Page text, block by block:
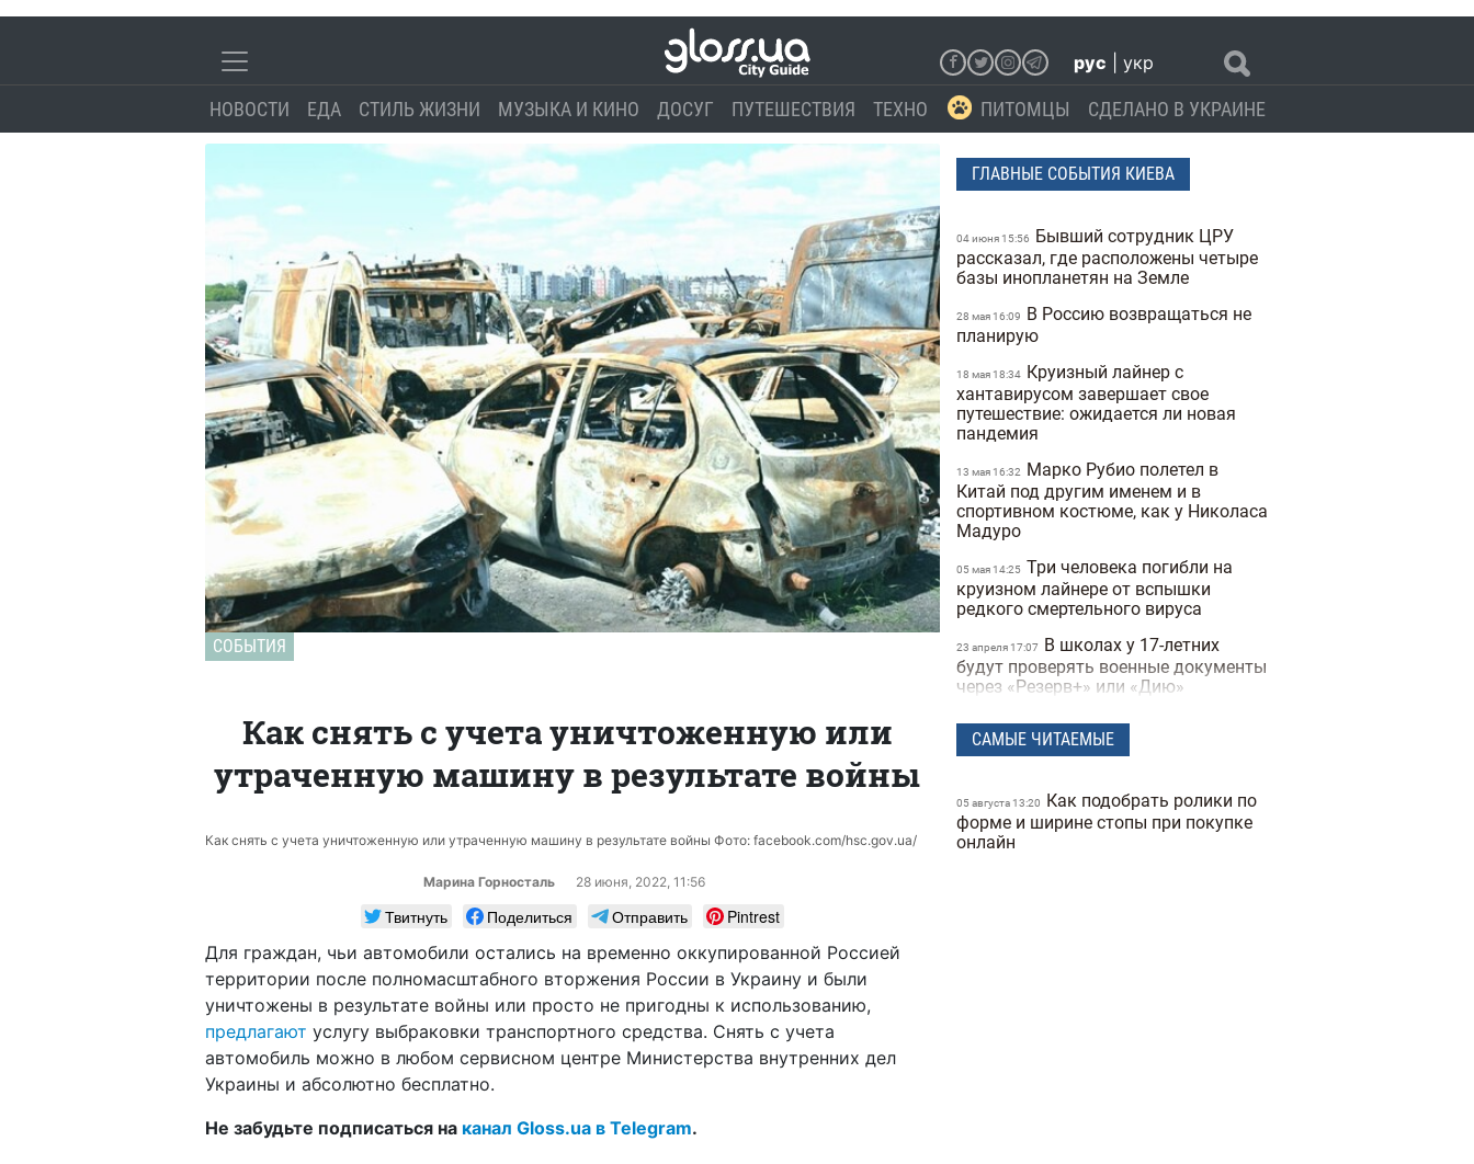
рус укр
НОВОСТИ ЕДА СТИЛЬ ЖИЗНИ МУЗЫКА И КИНО ДОСУГ ПУТЕШЕСТВИЯ ТЕХНО ПИТОМЦЫ СДЕЛАНО В УКРАИНЕ
СОБЫТИЯ
Как снять с учета уничтоженную или
утраченную машину в результате войны
Как снять с учета уничтоженную или утраченную машину в результате войны Фото: facebook.com/hsc.gov.ua/
Марина Горносталь 28 июня, 2022, 11:56
Твитнуть Поделиться Отправить
Pintrest
Для граждан, чьи автомобили остались на временно оккупированной Россией
территории после полномасштабного вторжения России в Украину и были
уничтожены в результате войны или просто не пригодны к использованию,
предлагают услугу выбраковки транспортного средства. Снять с учета
автомобиль можно в любом сервисном центре Министерства внутренних дел
Украины и абсолютно бесплатно.
Не забудьте подписаться на канал Gloss.ua в Telegram.
ГЛАВНЫЕ СОБЫТИЯ КИЕВА
04 июня 15:56
Бывший сотрудник ЦРУ
рассказал, где расположены четыре
базы инопланетян на Земле
28 мая 16:09
В Россию возвращаться не
планирую
18 мая 18:34 Круизный лайнер с
хантавирусом завершает свое
путешествие: ожидается ли новая
пандемия
13 мая 16:32
Марко Рубио полетел в
Китай под другим именем и в
спортивном костюме, как у Николаса
Мадуро
05 мая 14:25 Три человека погибли на
круизном лайнере от вспышки
редкого смертельного вируса
23 апреля 17:07
В школах у 17-летних
будут проверять военные документы
через «Резерв+» или «Дию»
22 апреля 15:07 Полиция Мексики
несколько дней не могла найти
21 апреля 16:19 "Не спасайте меня,
помогите папе" — прокуратура
САМЫЕ ЧИТАЕМЫЕ
05 августа 13:20
Как подобрать ролики по
форме и ширине стопы при покупке
онлайн